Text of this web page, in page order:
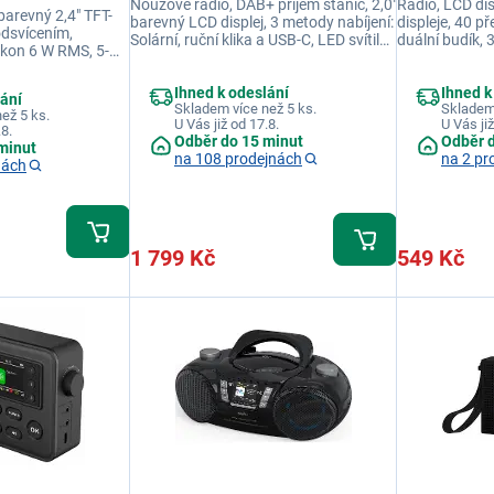
2,4" TFT-
6 W RMS, 5-
plněním a
5 ks.
Nouzové rádio, DAB+ příjem stanic, 2,0"
barevný LCD displej, 3 metody nabíjení:
Solární, ruční klika a USB-C, LED svítilna
laděnímIhned k odeslání
Skladem více než 5 ks.
U Vás již od 17.8.
Odběr do 15 minut
na 108 prodejnách
1 799 Kč
Rádio, LCD
displeje, 40
duální budík,
Ihned
U Vás
Odběr
na 2
549 Kč